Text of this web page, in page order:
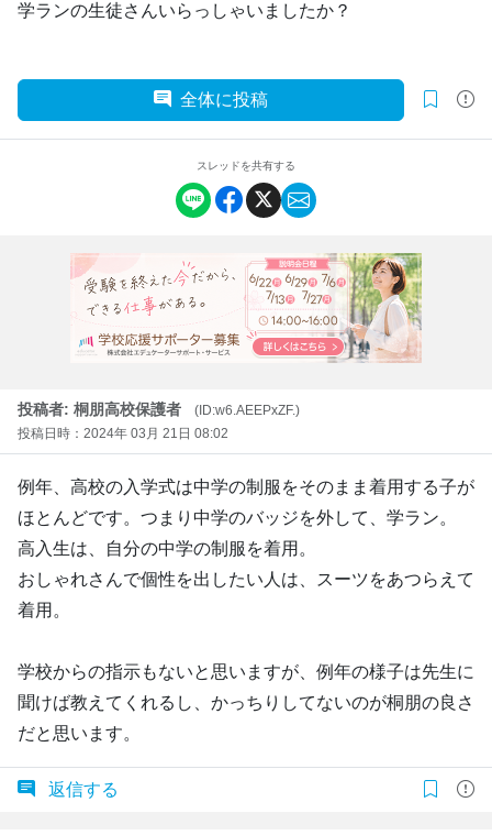
学ランの生徒さんいらっしゃいましたか？
全体に投稿
スレッドを共有する
投稿者: 桐朋高校保護者
(ID:w6.AEEPxZF.)
投稿日時：2024年 03月 21日 08:02
例年、高校の入学式は中学の制服をそのまま着用する子が
ほとんどです。つまり中学のバッジを外して、学ラン。
高入生は、自分の中学の制服を着用。
おしゃれさんで個性を出したい人は、スーツをあつらえて
着用。
学校からの指示もないと思いますが、例年の様子は先生に
聞けば教えてくれるし、かっちりしてないのが桐朋の良さ
だと思います。
返信する